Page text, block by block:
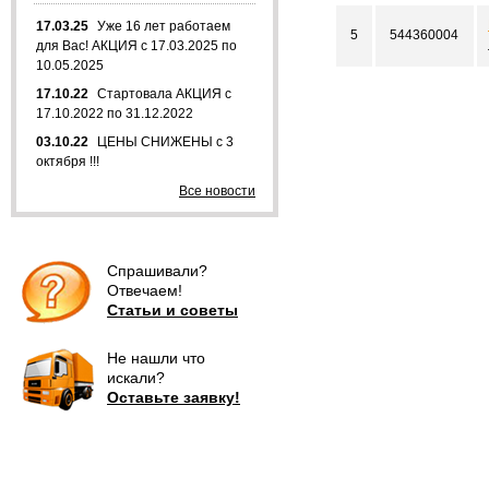
5 544360004
17.03.25 Уже 16 лет работаем
для Вас! АКЦИЯ с 17.03.2025 по
10.05.2025
17.10.22 Стартовала АКЦИЯ с
17.10.2022 по 31.12.2022
03.10.22
ЦЕНЫ СНИЖЕНЫ с 3
октября !!!
Все новости
Спрашивали?
Отвечаем!
Статьи и советы
Не нашли что
искали?
Оставьте заявку!